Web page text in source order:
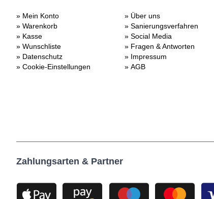
Mein Konto
Warenkorb
Kasse
Wunschliste
Datenschutz
Cookie-Einstellungen
Über uns
Sanierungsverfahren
Social Media
Fragen & Antworten
Impressum
AGB
Zahlungsarten & Partner